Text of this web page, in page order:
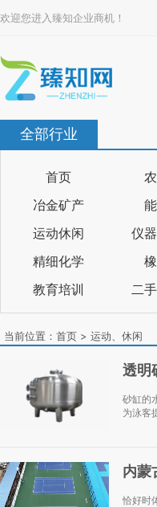
欢迎您进入臻知企业商机！
全部行业
首页
冶金矿产
运动休闲
仪
精细化学
教育培训
二
当前位置： 首页 > 运动、休闲
透明
砂缸的
为泳客
内蒙
恰好时